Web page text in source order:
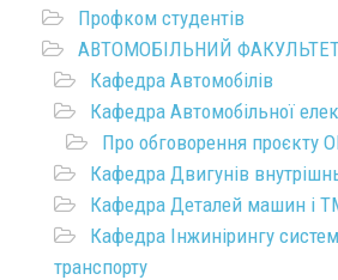
Профком студентів
АВТОМОБІЛЬНИЙ
Кафедра Автомобілів
Кафедра Автомобільної
Про обговорення проєкту
Кафедра Двигунів
Кафедра Деталей машин і
Кафедра Інжинірингу
транспорту